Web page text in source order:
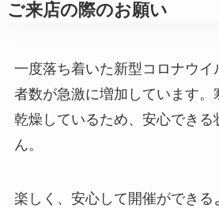
ご来店の際のお願い
一度落ち着いた新型コロナウイ
者数が急激に増加しています。
乾燥しているため、安心できる
ん。
楽しく、安心して開催ができる